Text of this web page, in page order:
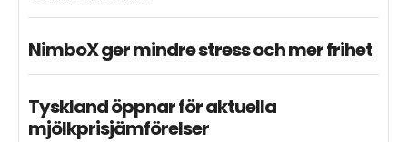
NimboX ger mindre stress och mer frihet
Tyskland öppnar för aktuella
mjölkprisjämförelser